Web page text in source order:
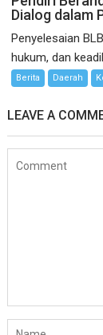
Dialog dalam
Penyelesaian
hukum, dan
Berita Daerah
LEAVE A